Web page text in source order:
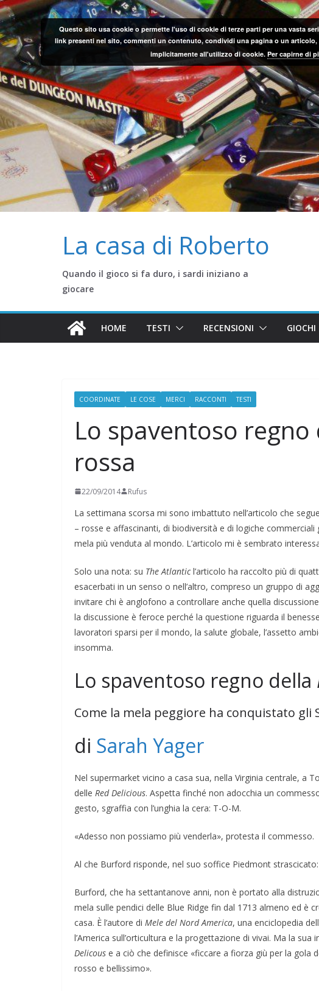
Salta
al
contenuto
La casa di Roberto
Quando il gioco si fa duro, i sardi iniziano a
giocare
HOME TESTI RECENSIONI GIOCHI
COORDINATE LE COSE MERCI RACCONTI TESTI
Lo spaventoso regno
rossa
22/09/2014 Rufus
La settimana scorsa mi sono imbattuto nell’articolo che
– rosse e affascinanti, di biodiversità e di logiche commerciali
mela più venduta al mondo. L’articolo mi è sembrato
Solo una nota: su The Atlanticl’articolo ha raccolto più di
esacerbati in un senso o nell’altro, compreso un gruppo di
invitare chi è anglofono a controllare anche quella
la discussione è feroce perché la questione riguarda il
lavoratori sparsi per il mondo, la salute globale, l’assetto
insomma.
Lo spaventoso regno della
Come la mela peggiore ha conquistato
di Sarah Yager
Nel supermarket vicino a casa sua, nella Virginia centrale, a
delle Red Delicious. Aspetta finché non adocchia un
gesto, sgraffia con l’unghia la cera: T-O-M.
«Adesso non possiamo più venderla», protesta il commesso.
Al che Burford risponde, nel suo soffice Piedmont
Burford, che ha settantanove anni, non è portato alla
mela sulle pendici delle Blue Ridge fin dal 1713 almeno ed è
casa. È l’autore di Mele del Nord America, una enciclopedia
l’America sull’orticultura e la progettazione di vivai. Ma la
Delicous e a ciò che definisce «ficcare a fiorza giù per la
rosso e bellissimo».
il conflitto alla
la Pace di
OPINIONI
POLITICA TESTI
Cospirazioni
04/02/2026
Questo sito usa cookie o permette l'uso di cookie di terze parti per una vasta
link presenti nel sito, commenti un contenuto, condividi una pagina o un
implicitamente all'utilizzo di cookie. Per capirne di